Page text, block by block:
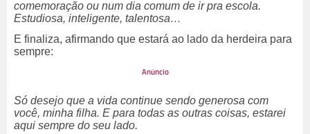
comemoração ou num dia comum de ir pra escola.
Estudiosa, inteligente, talentosa…
E finaliza, afirmando que estará ao lado da herdeira para
sempre:
Só desejo que a vida continue sendo generosa com
você, minha filha. E para todas as outras coisas, estarei
aqui sempre do seu lado.